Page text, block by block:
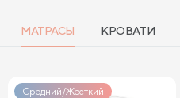
МАТРАСЫ КРОВАТИ
Средний/Жесткий